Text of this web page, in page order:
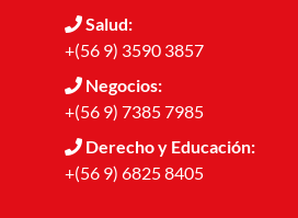
Salud:
+(56 9) 3590 3857
Negocios:
+(56 9) 7385 7985
Derecho y Educación:
+(56 9) 6825 8405